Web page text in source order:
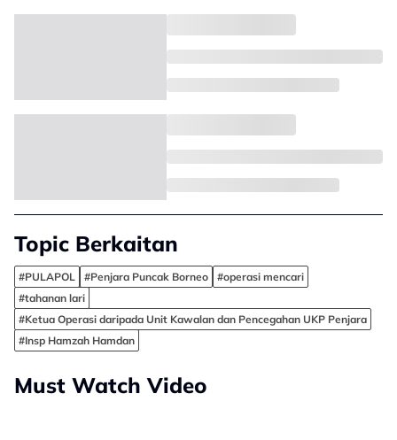
Topic Berkaitan
#PULAPOL #Penjara Puncak Borneo
#operasi mencari
#tahanan lari
#Ketua Operasi daripada Unit Kawalan dan Pencegahan UKP Penjara
#Insp Hamzah Hamdan
Must Watch Video